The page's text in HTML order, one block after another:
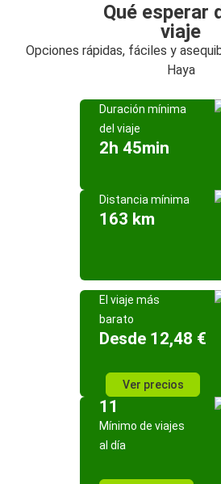
Qué esperar
viaje
Opciones rápidas, fáciles y
Haya
Duración mínima
del viaje
2h 45min
Distancia mínima
163 km
El viaje más
barato
Desde 12,48 €
Ver precios
11
Mínimo de viajes
al día